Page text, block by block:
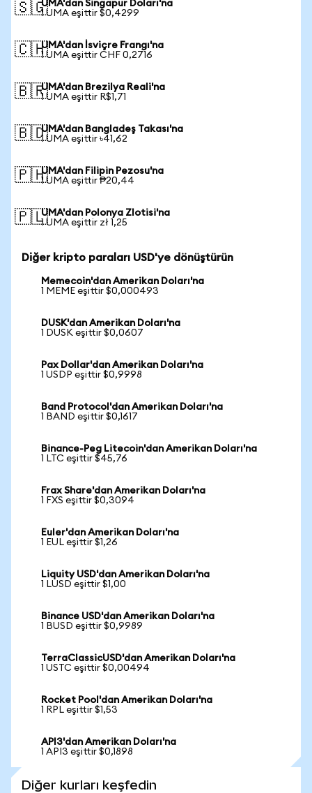
🇸🇬UMA'dan Singapur Doları'na
1 UMA eşittir $0,4299
🇨🇭UMA'dan İsviçre Frangı'na
1 UMA eşittir CHF 0,2716
🇧🇷UMA'dan Brezilya Reali'na
1 UMA eşittir R$1,71
🇧🇩UMA'dan Bangladeş Takası'na
1 UMA eşittir ৳41,62
🇵🇭UMA'dan Filipin Pezosu'na
1 UMA eşittir ₱20,44
🇵🇱UMA'dan Polonya Zlotisi'na
1 UMA eşittir zł 1,25
Diğer kripto paraları USD'ye dönüştürün
Memecoin'dan Amerikan Doları'na
1 MEME eşittir $0,000493
DUSK'dan Amerikan Doları'na
1 DUSK eşittir $0,0607
Pax Dollar'dan Amerikan Doları'na
1 USDP eşittir $0,9998
Band Protocol'dan Amerikan Doları'na
1 BAND eşittir $0,1617
Binance-Peg Litecoin'dan Amerikan Doları'na
1 LTC eşittir $45,76
Frax Share'dan Amerikan Doları'na
1 FXS eşittir $0,3094
Euler'dan Amerikan Doları'na
1 EUL eşittir $1,26
Liquity USD'dan Amerikan Doları'na
1 LUSD eşittir $1,00
Binance USD'dan Amerikan Doları'na
1 BUSD eşittir $0,9989
TerraClassicUSD'dan Amerikan Doları'na
1 USTC eşittir $0,00494
Rocket Pool'dan Amerikan Doları'na
1 RPL eşittir $1,53
API3'dan Amerikan Doları'na
1 API3 eşittir $0,1898
Diğer kurları keşfedin